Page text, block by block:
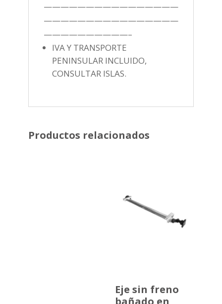
————————————————
————————————————
——————————–
IVA Y TRANSPORTE
PENINSULAR INCLUIDO,
CONSULTAR ISLAS.
Productos relacionados
Eje sin freno